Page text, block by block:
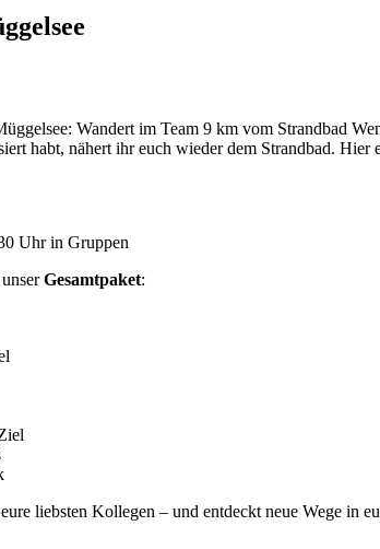
Wandert im Team 9 km vom Strandbad
habt, nähert ihr euch wieder dem Strandbad.
Uhr in Gruppen
Gesamtpaket:
liebsten Kollegen – und entdeckt neue Wege in